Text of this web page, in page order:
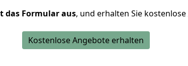
das Formular aus, und erhalten Sie
Kostenlose Angebote erhalten